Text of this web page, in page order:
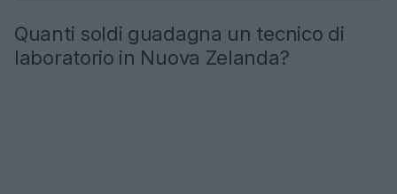
Quanti soldi guadagna un tecnico di
laboratorio in Nuova Zelanda?